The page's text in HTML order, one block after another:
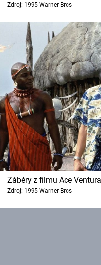
Cool Esport
Pořady
TV Program
Sledujte prima+
Přihlášení
Sledujte nás
Zdroj: 1995 Warner Bros
Záběry z filmu Ace
Zdroj: 1995 Warner Bros